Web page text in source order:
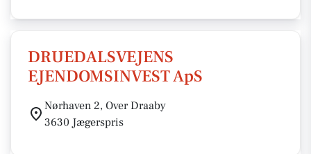
DRUEDALSVEJENS
EJENDOMSINVEST ApS
Nørhaven 2, Over Draaby
3630 Jægerspris